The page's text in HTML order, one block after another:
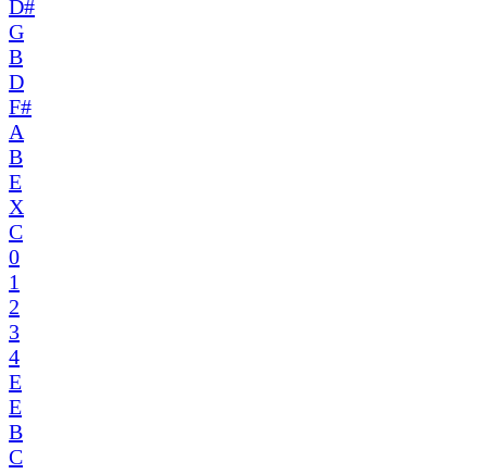
D#
G
B
D
F#
A
B
E
X
C
0
1
2
3
4
E
E
B
C